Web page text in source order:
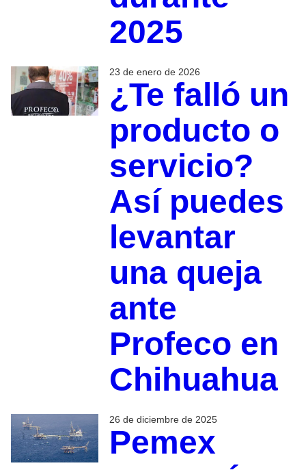
2025
23 de enero de 2026
¿Te falló un
producto o
servicio?
Así puedes
levantar
una queja
ante
Profeco en
Chihuahua
26 de diciembre de 2025
Pemex